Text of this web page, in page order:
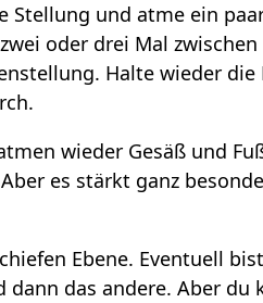
Stellung und atme ein
oder drei Mal
Halte wieder
wieder Gesäß und
es stärkt ganz
Ebene. Eventuell
das andere. Aber du